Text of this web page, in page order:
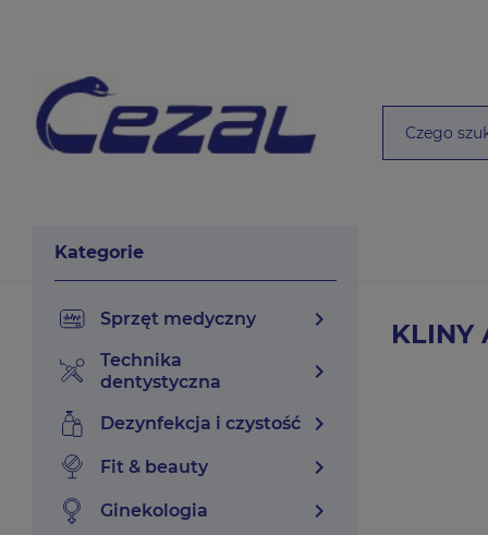
Kategorie
sprzęt medyczny chevron_right
technika
dentystyczna
chevron_right
dezynfekcja i czystość chevron_right
fit & beauty chevron_right
ginekologia chevron_right
KLINY